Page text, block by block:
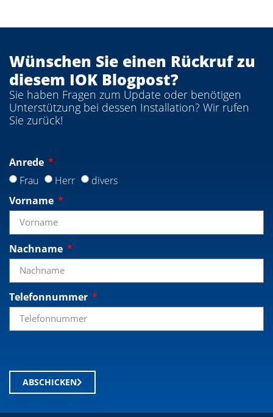
Wünschen Sie einen Rückruf zu
diesem IOK Blogpost?
Sie haben Fragen zum Update oder benötigen
Unterstützung bei dessen Installation? Wir rufen
Sie zurück!
Anrede
Frau
Herr
divers
Vorname
Nachname
Telefonnummer
ABSCHICKEN